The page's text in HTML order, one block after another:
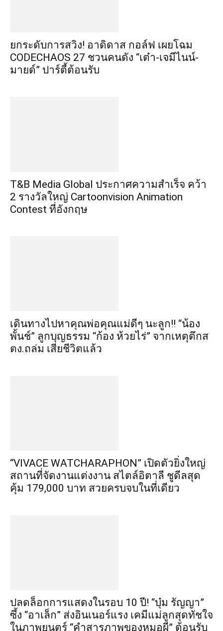
​ยกระดับการสวิง! อาดิดาส กอล์ฟ เผยโฉม
CODECHAOS 27 ชวนคนดัง “เต๋า-เจมีไนน์-
มายด์” ปาร์ตี้ต้อนรับ
​T&B Media Global ประกาศความสำเร็จ คว้า
2 รางวัลใหญ่ Cartoonvision Animation
Contest ที่อังกฤษ
เดินทางไปหาคุณพ่อคุณแม่ดีๆ นะลูก!! “น้อง
พั้นช์” ลูกบุญธรรม “ก้อง ห้วยไร่” จากเหตุตึกส
ตง.ถล่ม เสียชีวิตแล้ว
“VIVACE WATCHARAPHON” เปิดตัวยิ่งใหญ่
สถานที่จัดงานแต่งงาน สไตล์อิตาลี ชูดีลสุด
คุ้ม 179,000 บาท สวยครบจบในที่เดียว
ปลดล็อกการแสดงในรอบ 10 ปี! “บุ๋ม รัญญา”
ซึ้ง “อาเล็ก” ส่งอินเนอร์แรง เคมีแม่ลูกสุดทัชใจ
ในภาพยนตร์ “คำสารภาพของหมอผี” ต้อนรับ